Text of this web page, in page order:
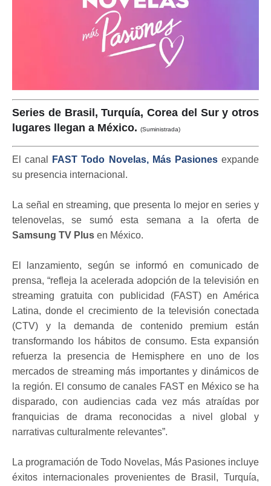
Series de Brasil, Turquía, Corea del Sur y otros
lugares llegan a México. (Suministrada)
El canal FAST Todo Novelas, Más Pasionesexpande
su presencia internacional.
La señal en streaming, que presenta lo mejor en series y
telenovelas, se sumó esta semana a la oferta de
Samsung TV Plus en México.
El lanzamiento, según se informó en comunicado de
prensa, “refleja la acelerada adopción de la televisión en
streaming gratuita con publicidad (FAST) en América
Latina, donde el crecimiento de la televisión conectada
(CTV) y la demanda de contenido premium están
transformando los hábitos de consumo. Esta expansión
refuerza la presencia de Hemisphere en uno de los
mercados de streaming más importantes y dinámicos de
la región. El consumo de canales FAST en México se ha
disparado, con audiencias cada vez más atraídas por
franquicias de drama reconocidas a nivel global y
narrativas culturalmente relevantes”.
La programación de Todo Novelas, Más Pasiones incluye
éxitos internacionales provenientes de Brasil, Turquía,